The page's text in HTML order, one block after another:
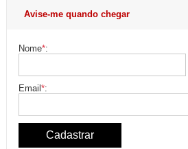
Avise-me quando chegar
Nome*:
Email*: